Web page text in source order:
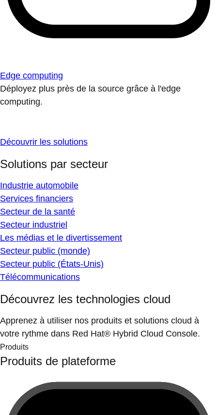
Edge computing
Déployez plus près de la source grâce à l'edge
computing.
Découvrir les solutions
Solutions par secteur
Industrie automobile
Services financiers
Secteur de la santé
Secteur industriel
Les médias et le divertissement
Secteur public (monde)
Secteur public (États-Unis)
Télécommunications
Découvrez les technologies cloud
Apprenez à utiliser nos produits et solutions cloud à
votre rythme dans Red Hat® Hybrid Cloud Console.
Produits
Produits de plateforme